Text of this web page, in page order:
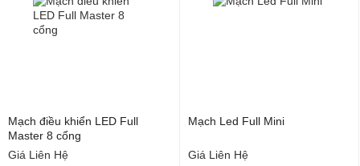
Mạch điều khiển LED Full
Master 8 cổng
Giá Liên Hệ
Mạch Led Full Mini
Giá Liên Hệ